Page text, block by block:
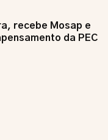
recebe Mosap e
da PEC